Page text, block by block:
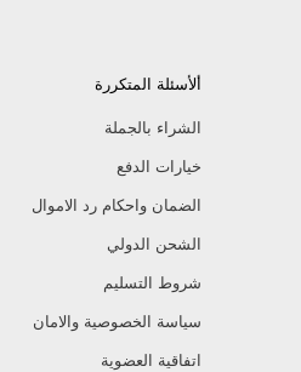
ألأسئلة المتكررة
الشراء بالجملة
خيارات الدفع
الضمان واحكام رد الاموال
الشحن الدولي
شروط التسليم
سياسة الخصوصية والامان
اتفاقية العضوية